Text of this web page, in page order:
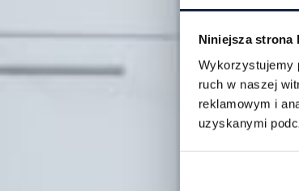
Niniejsza strona
Wykorzystujemy
ruch w naszej
reklamowym i
uzyskanymi